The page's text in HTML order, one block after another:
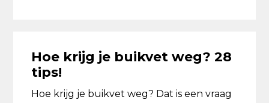
Hoe krijg je buikvet weg? 28
tips!
Hoe krijg je buikvet weg? Dat is een vraag